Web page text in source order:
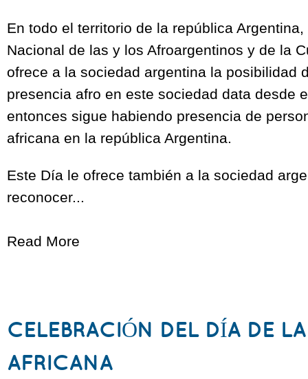
En todo el territorio de la república
Nacional de las y los Afroargentinos y de la
ofrece a la sociedad argentina la posibilidad
presencia afro en este sociedad data desde
entonces sigue habiendo presencia de
africana en la república Argentina.
Este Día le ofrece también a la sociedad
reconocer...
Read More
CELEBRACIÓN DEL DÍA DE
AFRICANA